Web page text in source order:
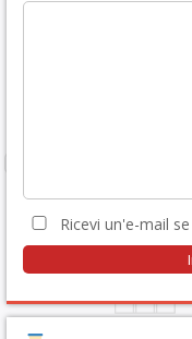
Ricevi un'e-mail